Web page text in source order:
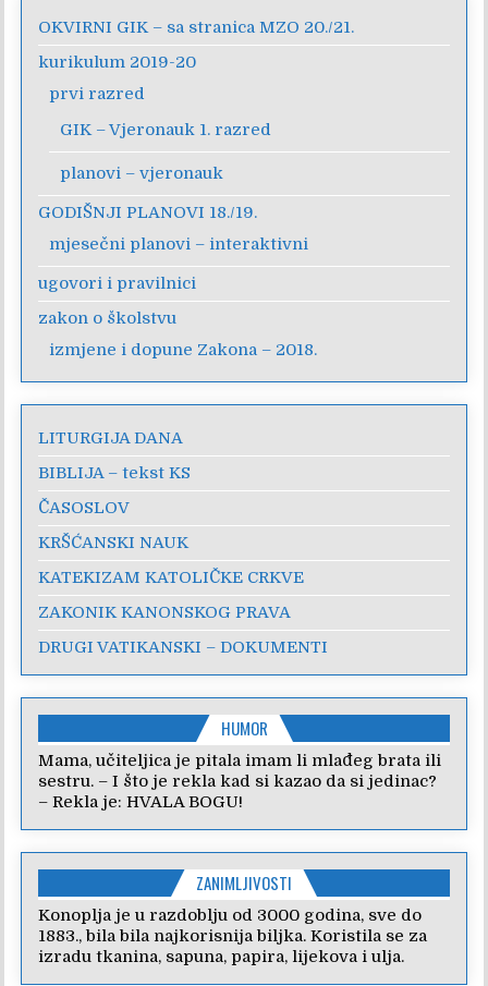
OKVIRNI GIK – sa stranica MZO 20./21.
kurikulum 2019-20
prvi razred
GIK – Vjeronauk 1. razred
planovi – vjeronauk
GODIŠNJI PLANOVI 18./19.
mjesečni planovi – interaktivni
ugovori i pravilnici
zakon o školstvu
izmjene i dopune Zakona – 2018.
LITURGIJA DANA
BIBLIJA – tekst KS
ČASOSLOV
KRŠĆANSKI NAUK
KATEKIZAM KATOLIČKE CRKVE
ZAKONIK KANONSKOG PRAVA
DRUGI VATIKANSKI – DOKUMENTI
HUMOR
Mama, učiteljica je pitala imam li mlađeg brata ili
sestru. – I što je rekla kad si kazao da si jedinac?
– Rekla je: HVALA BOGU!
ZANIMLJIVOSTI
Konoplja je u razdoblju od 3000 godina, sve do
1883., bila bila najkorisnija biljka. Koristila se za
izradu tkanina, sapuna, papira, lijekova i ulja.